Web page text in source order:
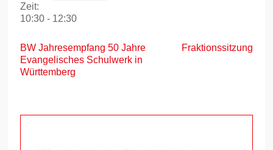
Zeit:
10:30 - 12:30
BW Jahresempfang 50 Jahre
Evangelisches Schulwerk in
Württemberg
Fraktionssitzung